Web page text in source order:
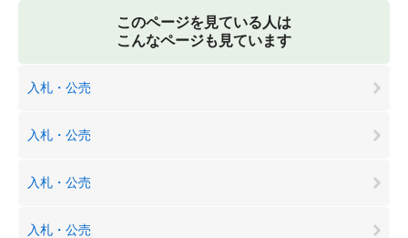
このページを見ている人は
こんなページも見ています
入札・公売
入札・公売
入札・公売
入札・公売